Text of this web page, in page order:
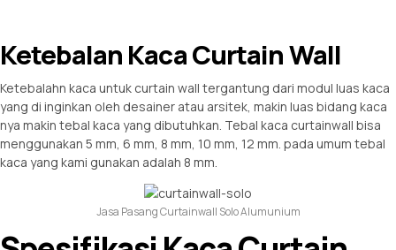
Ketebalan Kaca Curtain Wall
Ketebalahn kaca untuk curtain wall tergantung dari modul luas kaca
yang di inginkan oleh desainer atau arsitek, makin luas bidang kaca
nya makin tebal kaca yang dibutuhkan. Tebal kaca curtainwall bisa
menggunakan 5 mm, 6 mm, 8 mm, 10 mm, 12 mm. pada umum tebal
kaca yang kami gunakan adalah 8 mm.
Jasa Pasang Curtainwall Solo Alumunium